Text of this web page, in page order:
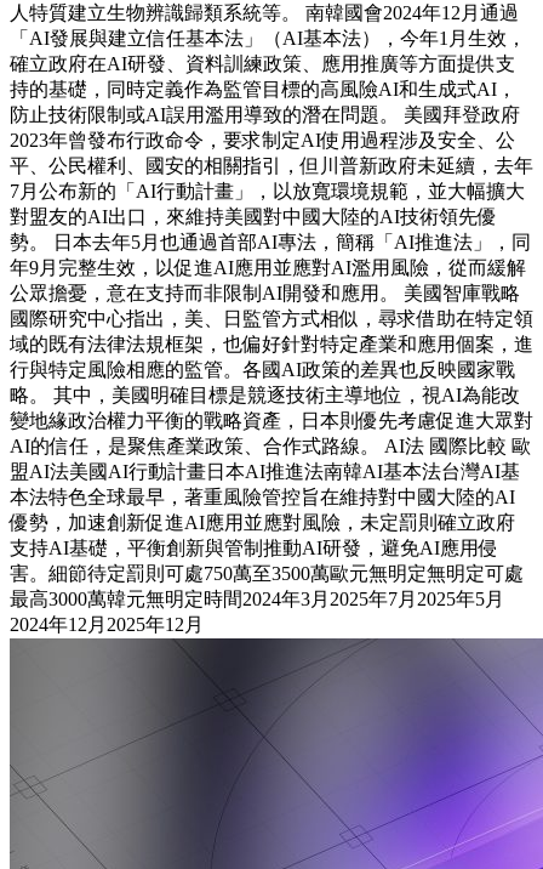
人特質建立生物辨識歸類系統等。 南韓國會2024年12月通過
「AI發展與建立信任基本法」（AI基本法），今年1月生效，
確立政府在AI研發、資料訓練政策、應用推廣等方面提供支
持的基礎，同時定義作為監管目標的高風險AI和生成式AI，
防止技術限制或AI誤用濫用導致的潛在問題。 美國拜登政府
2023年曾發布行政命令，要求制定AI使用過程涉及安全、公
平、公民權利、國安的相關指引，但川普新政府未延續，去年
7月公布新的「AI行動計畫」，以放寬環境規範，並大幅擴大
對盟友的AI出口，來維持美國對中國大陸的AI技術領先優
勢。 日本去年5月也通過首部AI專法，簡稱「AI推進法」，同
年9月完整生效，以促進AI應用並應對AI濫用風險，從而緩解
公眾擔憂，意在支持而非限制AI開發和應用。 美國智庫戰略
國際研究中心指出，美、日監管方式相似，尋求借助在特定領
域的既有法律法規框架，也偏好針對特定產業和應用個案，進
行與特定風險相應的監管。各國AI政策的差異也反映國家戰
略。 其中，美國明確目標是競逐技術主導地位，視AI為能改
變地緣政治權力平衡的戰略資產，日本則優先考慮促進大眾對
AI的信任，是聚焦產業政策、合作式路線。 AI法 國際比較 歐
盟AI法美國AI行動計畫日本AI推進法南韓AI基本法台灣AI基
本法特色全球最早，著重風險管控旨在維持對中國大陸的AI
優勢，加速創新促進AI應用並應對風險，未定罰則確立政府
支持AI基礎，平衡創新與管制推動AI研發，避免AI應用侵
害。細節待定罰則可處750萬至3500萬歐元無明定無明定可處
最高3000萬韓元無明定時間2024年3月2025年7月2025年5月
2024年12月2025年12月